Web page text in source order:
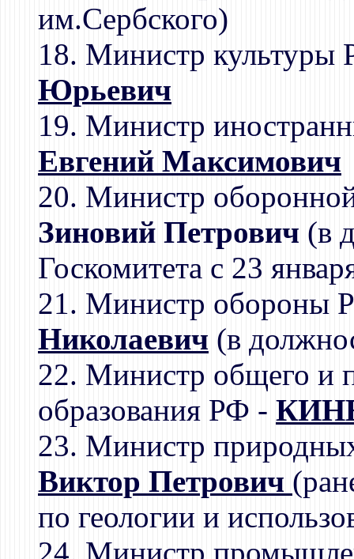
им.Сербского)
18. Министр
Юрьевич
19. Министр
Евгений Максимович
20. Министр
Зиновий Петрович (в
Госкомитета с 23
21. Министр обороны
Николаевич (в
22. Министр общего и
образования РФ -
23. Министр
Виктор Петрович
по геологии и
24. Министр